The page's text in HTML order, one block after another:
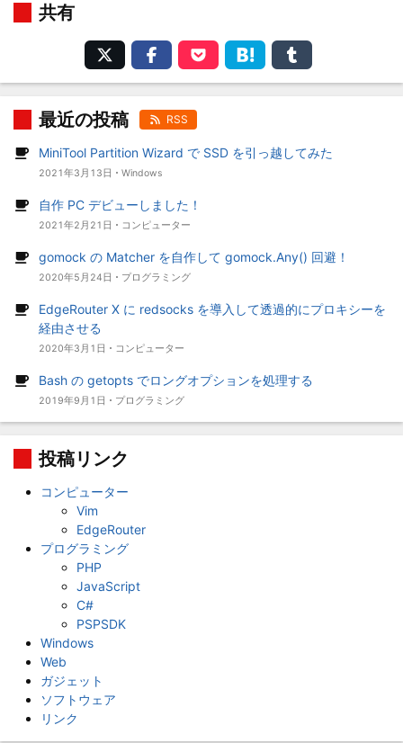
共有
最近の投稿 RSS
MiniTool Partition Wizard で SSD を引っ越してみた
2021年3月13日 Windows
自作 PC デビューしました！
2021年2月21日 コンピューター
gomock の Matcher を自作して gomock.Any() 回避！
2020年5月24日 プログラミング
EdgeRouter X に redsocks を導入して透過的にプロキシーを
経由させる
2020年3月1日 コンピューター
Bash の getopts でロングオプションを処理する
2019年9月1日 プログラミング
投稿リンク
コンピューター
Vim
EdgeRouter
プログラミング
PHP
JavaScript
C#
PSPSDK
Windows
Web
ガジェット
ソフトウェア
リンク